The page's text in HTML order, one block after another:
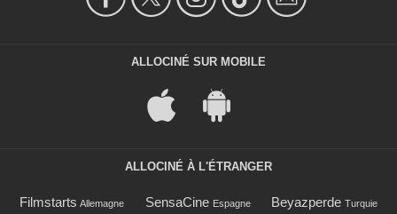
ALLOCINÉ SUR MOBILE
ALLOCINÉ À L'ÉTRANGER
Filmstarts Allemagne SensaCine Espagne Beyazperde Turquie